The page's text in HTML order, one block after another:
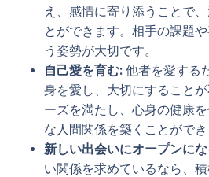
え、感情に寄り添うことで
とができます。相手の課題
う姿勢が大切です。
自己愛を育む: 他者を愛する
身を愛し、大切にすること
ーズを満たし、心身の健康
な人間関係を築くことができ
新しい出会いにオープンに
い関係を求めているなら、